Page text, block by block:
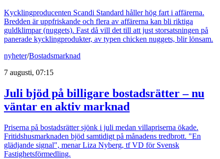
Kycklingproducenten Scandi Standard håller hög fart i affärerna.
Bredden är uppfriskande och flera av affärerna kan bli riktiga
guldklimpar (nuggets). Fast då vill det till att just storsatsningen på
panerade kycklingprodukter, av typen chicken nuggets, blir lönsam.
nyheter/Bostadsmarknad
7 augusti, 07:15
Juli bjöd på billigare bostadsrätter – nu
väntar en aktiv marknad
Priserna på bostadsrätter sjönk i juli medan villapriserna ökade.
Fritidshusmarknaden bjöd samtidigt på månadens tredbrott. "En
glädjande signal", menar Liza Nyberg, tf VD för Svensk
Fastighetsförmedling.